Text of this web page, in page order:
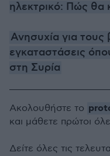
ηλεκτρικό: Πώς θα
Ανησυχία για
εγκαταστάσεις
στη Συρία
Ακολουθήστε το
και μάθετε πρώτοι
Δείτε όλες τις